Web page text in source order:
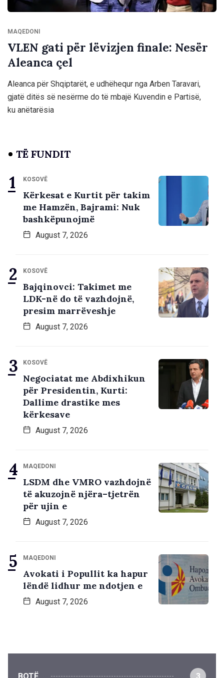
MAQEDONI
VLEN gati për lëvizjen finale: Nesër
Aleanca çel
Aleanca për Shqiptarët, e udhëhequr nga Arben Taravari,
gjatë ditës së nesërme do të mbajë Kuvendin e Partisë,
ku anëtarësia
TË FUNDIT
KOSOVË
Kërkesat e Kurtit për takim
me Hamzën, Bajrami: Nuk
bashkëpunojmë
August 7, 2026
KOSOVË
Bajqinovci: Takimet me
LDK-në do të vazhdojnë,
presim marrëveshje
August 7, 2026
KOSOVË
Negociatat me Abdixhikun
për Presidentin, Kurti:
Dallime drastike mes
kërkesave
August 7, 2026
MAQEDONI
LSDM dhe VMRO vazhdojnë
të akuzojnë njëra–tjetrën
për ujin e
August 7, 2026
MAQEDONI
Avokati i Popullit ka hapur
lëndë lidhur me ndotjen e
August 7, 2026